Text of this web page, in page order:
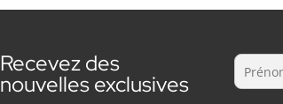
Recevez des
nouvelles exclusives